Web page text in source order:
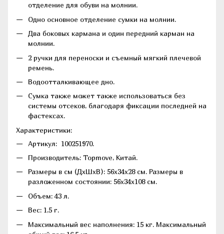
отделение для обуви на молнии.
Одно основное отделение сумки на молнии.
Два боковых кармана и один передний карман на
молнии.
2 ручки для переноски и съемный мягкий плечевой
ремень.
Водоотталкивающее дно.
Сумка также может также использоваться без
системы отсеков, благодаря фиксации последней на
фастексах.
Характеристики:
Артикул: 100251970.
Производитель: Topmove, Китай.
Размеры в см (ДхШхВ): 56х34х28 см. Размеры в
разложенном состоянии: 56х34х108 см.
Объем: 43 л.
Вес: 1,5 г.
Максимальный вес наполнения: 15 кг. Максимальный